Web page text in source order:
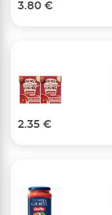
3.80 €
2.35 €